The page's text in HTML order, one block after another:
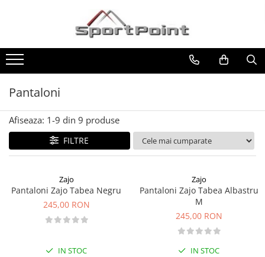
Toate Produsele
ALPINISM
Pioleti
Bucle
Hamuri
Scripeti
Carabiniere
Nuci si Frienduri
Corzi si Cordeline
Pantaloni
Afiseaza: 1-9 din 9 produse
FILTRE
Zajo
Pantaloni Zajo Tabea Negru
245,00 RON
IN STOC
Zajo
Pantaloni Zajo Tabea Albastru
M
245,00 RON
IN STOC